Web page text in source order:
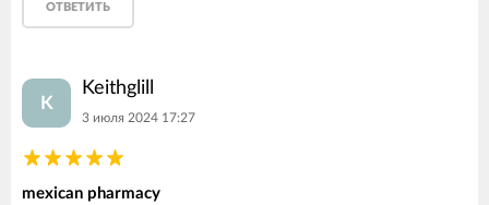
ОТВЕТИТЬ
K
Keithglill
3 июля 2024 17:27
mexican pharmacy